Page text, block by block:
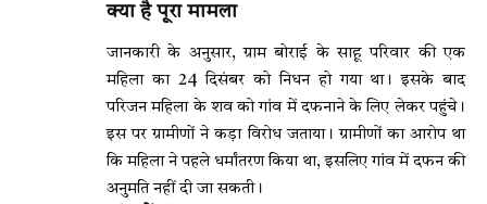
क्या है पूरा मामला
जानकारी के अनुसार, ग्राम बोराई के साहू परिवार की एक
महिला का 24 दिसंबर को निधन हो गया था। इसके बाद
परिजन महिला के शव को गांव में दफनाने के लिए लेकर पहुंचे।
इस पर ग्रामीणों ने कड़ा विरोध जताया। ग्रामीणों का आरोप था
कि महिला ने पहले धर्मांतरण किया था, इसलिए गांव में दफन की
अनुमति नहीं दी जा सकती।